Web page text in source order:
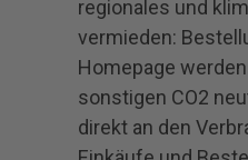
regionales und
vermieden:
Homepage
sonstigen CO2
direkt an den